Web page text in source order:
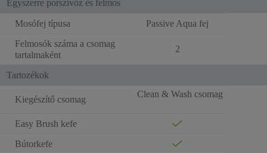
Egyszerre porszívóz és felmos
Mosófej típusa
Passive Aqua fej
Felmosók száma a csomag
tartalmaként
2
Tartozékok
Kiegészítő csomag
Clean & Wash csomag
Easy Brush kefe
Bútorkefe